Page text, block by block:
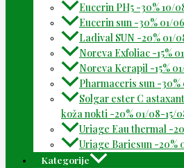
Eucerin PH5 -30% 10/
Eucerin sun -30% 01/
Ladival SUN -20% 01/
Noreva Exfoliac -15%
Noreva Kerapil -15%
Pharmaceris sun -30%
Solgar ester C
koža nokti -20% 01/08-15/
Uriage Eau thermal -
Uriage Bariesun -20%
Kategorije